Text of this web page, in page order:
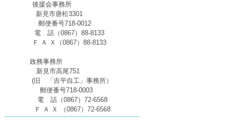
後援会事務所
新見市唐松3301
郵便番号718-0012
電 話（0867）88-8133
Ｆ Ａ Ｘ（0867）88-8133
政務事務所
新見市高尾751
(旧 「吉平自工」事務所）
郵便番号718-0003
電 話（0867）72-6568
Ｆ Ａ Ｘ （0867）72-6568